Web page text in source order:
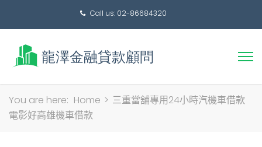
Call us: 02-86684320
搜
You are here: Home > 三重當舖專用24小時汽機車借款
電影好高雄機車借款